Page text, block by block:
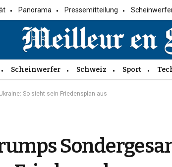
Panorama Pressemitteilung
Scheinwerfer Schweiz Sport
So sieht sein Friedensplan aus